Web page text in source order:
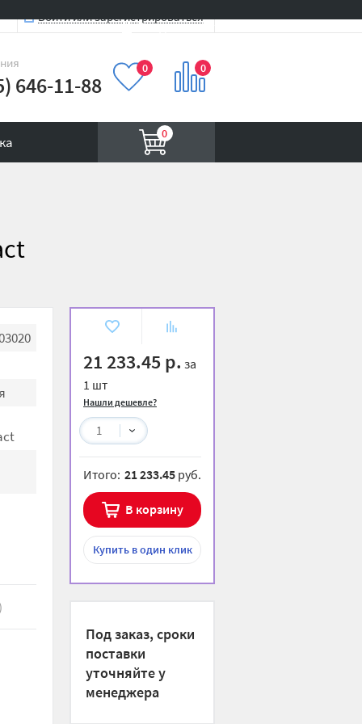
Войти или зарегистрироваться
646-11-88
0 0
0
Вход на сайт
21 233.45 р. за
1 шт
Нашли дешевле?
1
Итого: 21 233.45 руб.
В корзину
Купитьв один клик
Под заказ, сроки
поставки
уточняйте у
менеджера